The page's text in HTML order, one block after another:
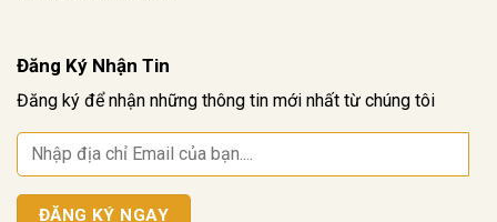
Đăng Ký Nhận Tin
Đăng ký để nhận những thông tin mới nhất từ chúng tôi